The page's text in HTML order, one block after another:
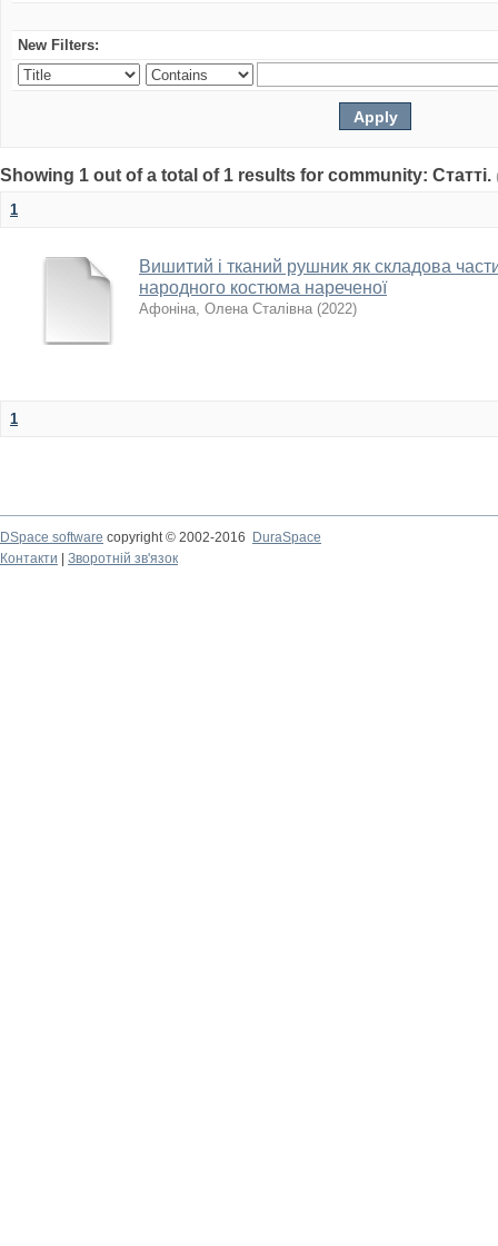
New Filters:
Showing 1 out of a total of 1 results for community: Статті.
1
Вишитий і тканий рушник як складова
народного костюма нареченої
Афоніна, Олена Сталівна (2022)
1
DSpace software copyright © 2002-2016
DuraSpace
Контакти
Зворотній зв'язок